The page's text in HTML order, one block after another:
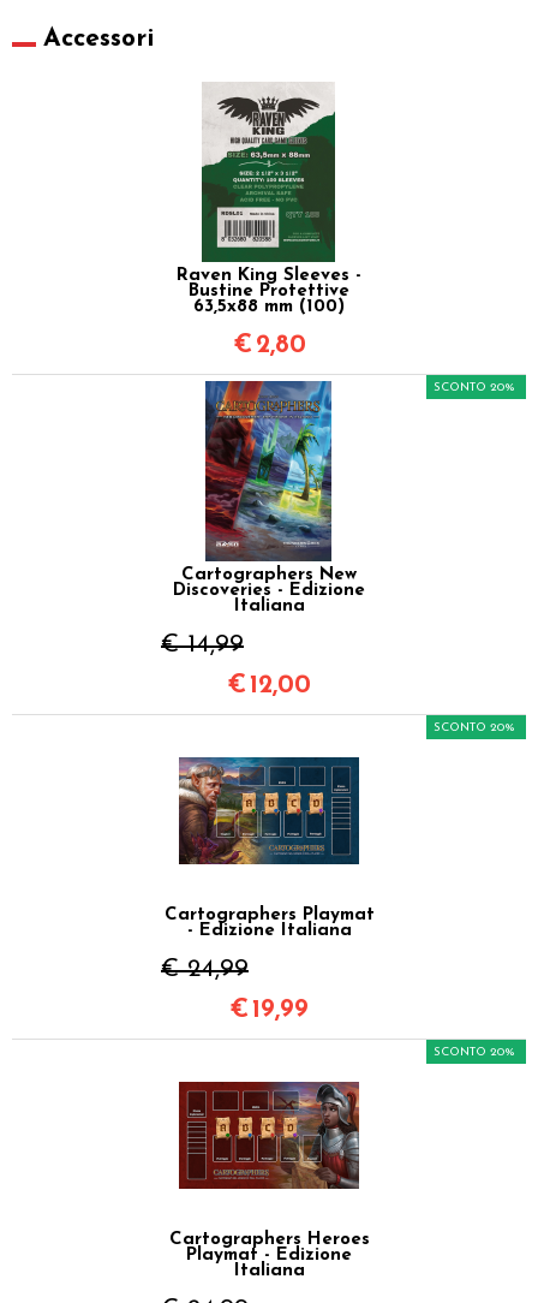
Accessori
Raven King Sleeves -
Bustine Protettive
63,5x88 mm (100)
€ 2,80
Cartographers New
Discoveries - Edizione
Italiana
€ 14,99
SCONTO 20%
€ 12,00
Cartographers Playmat
- Edizione Italiana
€ 24,99
SCONTO 20%
€ 19,99
Cartographers Heroes
Playmat - Edizione
Italiana
SCONTO 20%